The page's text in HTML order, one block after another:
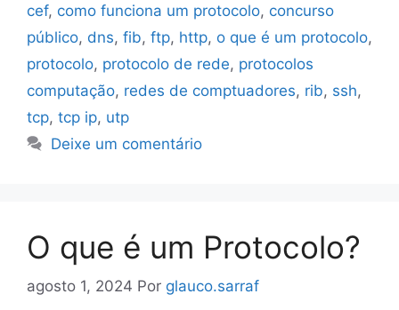
cef, como funciona um protocolo, concurso
público, dns, fib, ftp, http, o que é um protocolo,
protocolo, protocolo de rede, protocolos
computação, redes de comptuadores, rib, ssh,
tcp, tcp ip, utp
Deixe um comentário
O que é um Protocolo?
agosto 1, 2024 Por glauco.sarraf